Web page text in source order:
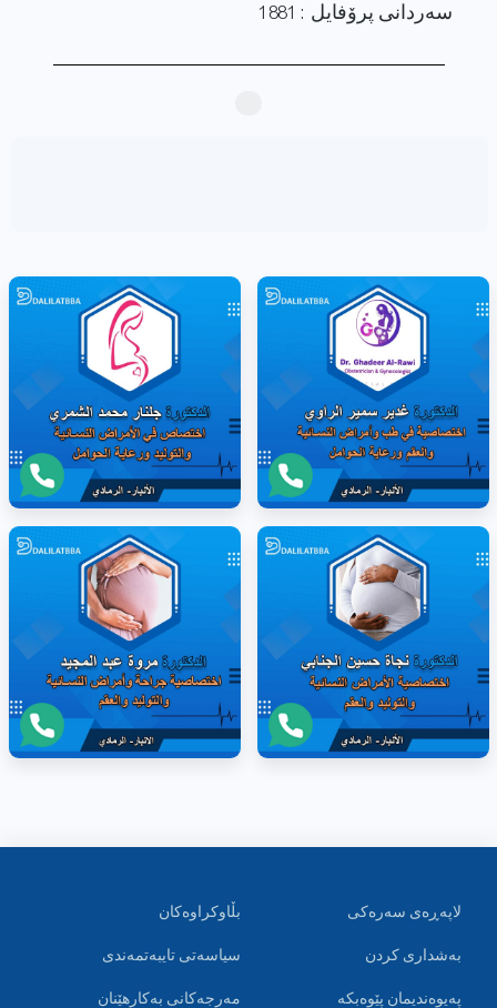
سەردانی پرۆفایل : 1881
لاپەڕەی سەرەکی
بەشداری کردن
پەیوەندیمان پێوەبکە
بڵاوکراوەکان
سیاسەتی تایبەتمەندی
مەرجەکانی بەکارهێنان